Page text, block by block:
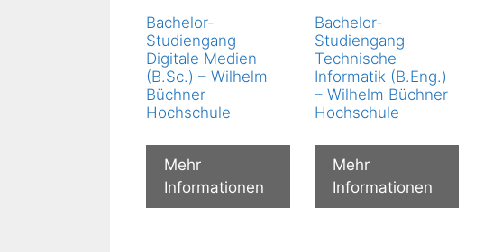
Bachelor-
Studiengang
Digitale Medien
(B.Sc.) – Wilhelm
Büchner
Hochschule
Mehr
Informationen
Bachelor-
Studiengang
Technische
Informatik (B.Eng.)
– Wilhelm Büchner
Hochschule
Mehr
Informationen